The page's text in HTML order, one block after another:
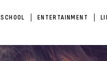
SCHOOL ENTERTAINMENT